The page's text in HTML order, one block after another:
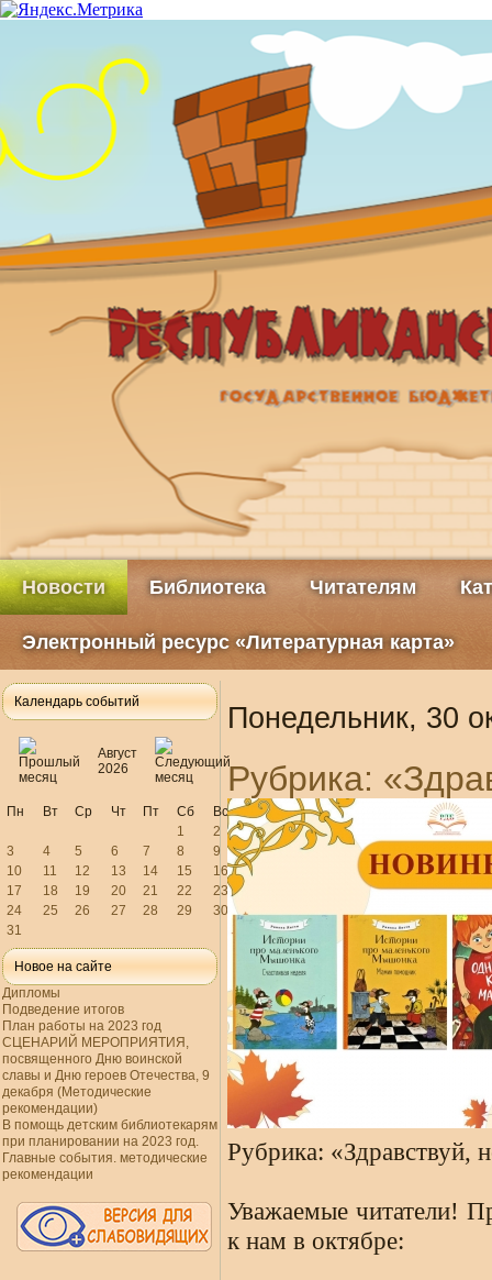
Новости Библиотека Читателям
Электронный ресурс «Литературная карта»
Календарь событий
Август
2026
Пн Вт Ср Чт Пт Сб
Вс
1
2
3
4 5 6 7 8
9
10
11 12 13 14 15
16
17
18 19 20 21 22
23
24
25 26 27 28 29
30
31
Новое на сайте
Дипломы
Подведение итогов
План работы на 2023 год
СЦЕНАРИЙ МЕРОПРИЯТИЯ,
посвященного Дню воинской
славы и Дню героев Отечества, 9
декабря (Методические
рекомендации)
В помощь детским библиотекарям
при планировании на 2023 год.
Главные события. методические
рекомендации
Понедельник, 30
Рубрика:
Рубрика: «Здравствуй,
Уважаемые читатели!
к нам в октябре: